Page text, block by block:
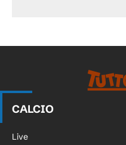
CALCIO
Live